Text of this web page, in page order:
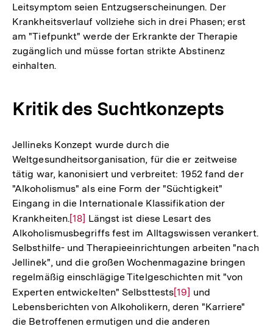
Fußnote
Leitsymptom seien Entzugserscheinungen. Der
Krankheitsverlauf vollziehe sich in drei Phasen; erst
am "Tiefpunkt" werde der Erkrankte der Therapie
zugänglich und müsse fortan strikte Abstinenz
einhalten.
Kritik des Suchtkonzepts
Jellineks Konzept wurde durch die
Weltgesundheitsorganisation, für die er zeitweise
tätig war, kanonisiert und verbreitet: 1952 fand der
"Alkoholismus" als eine Form der "Süchtigkeit"
Eingang in die Internationale Klassifikation der
Krankheiten.Zur
Auflösung
der
Fußnote
[18] Längst ist diese Lesart des
Alkoholismusbegriffs fest im Alltagswissen verankert.
Selbsthilfe- und Therapieeinrichtungen arbeiten "nach
Jellinek", und die großen Wochenmagazine bringen
regelmäßig einschlägige Titelgeschichten mit "von
Experten entwickelten" SelbsttestsZur
Auflösung
der
[19] und
Lebensberichten von Alkoholikern, deren "Karriere"
die Betroffenen ermutigen und die anderen